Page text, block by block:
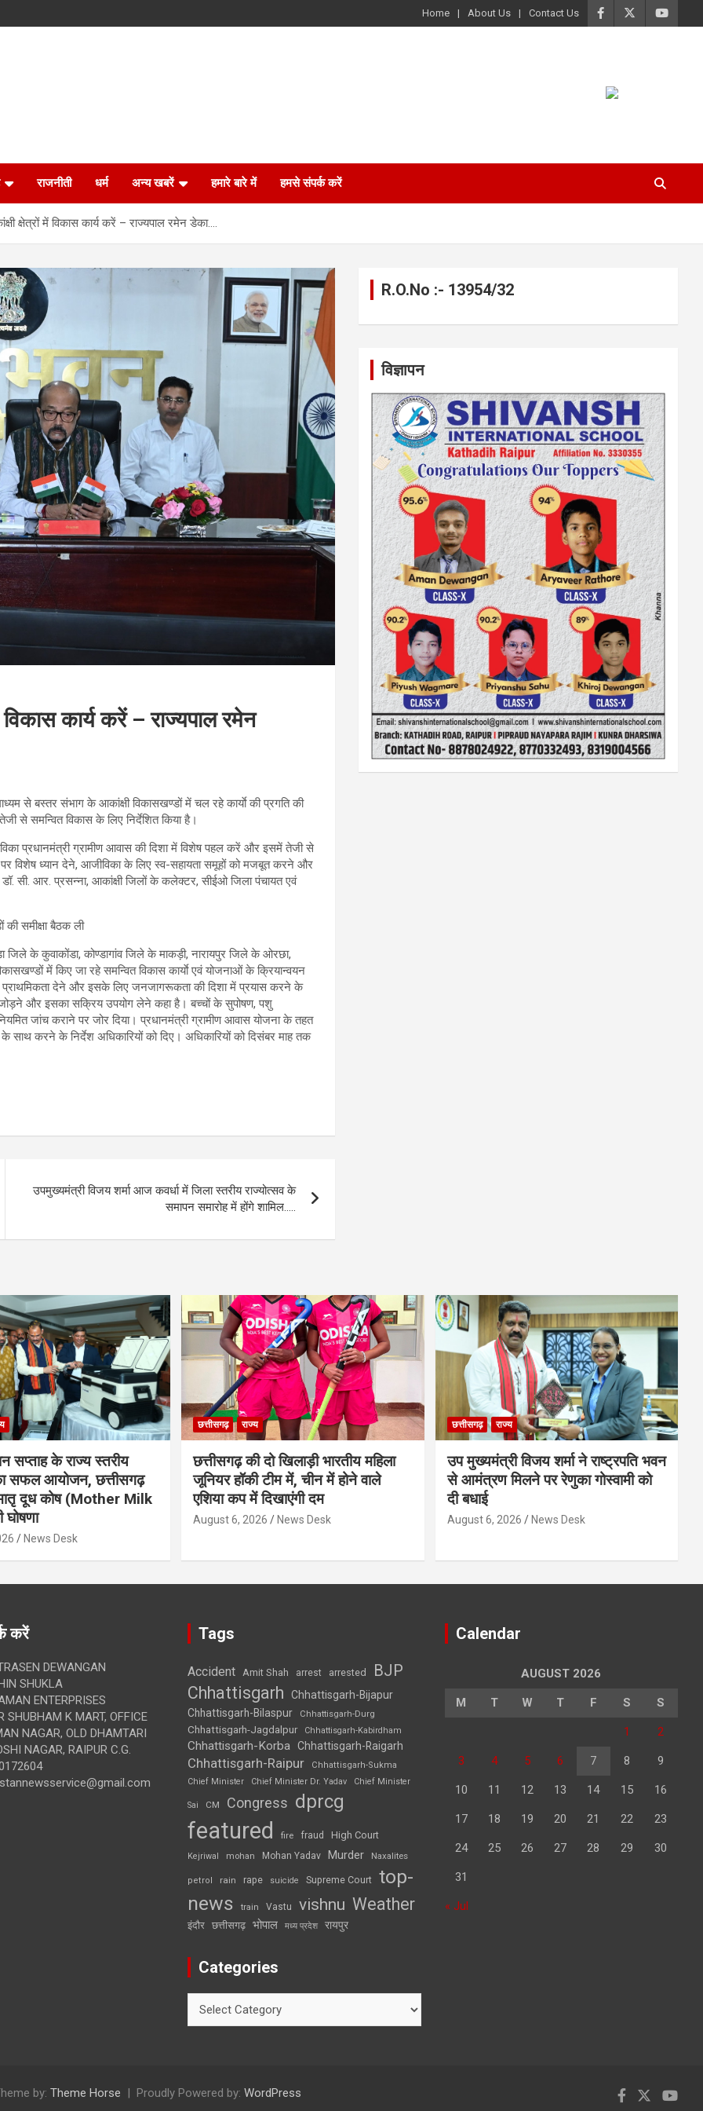
Home About Us Contact Us
राजनीती धर्म अन्य खबरें हमारे बारे में हमसे संपर्क करें
क्षेत्रों में विकास कार्य करें – राज्यपाल रमेन डेका….
कार्य करें – राज्यपाल रमेन
से बस्तर संभाग के आकांक्षी विकासखण्डों में चल रहे कार्याे की प्रगति की
से समन्वित विकास के लिए निर्देशित किया है।
प्रधानमंत्री ग्रामीण आवास की दिशा में विशेष पहल करें और इसमें तेजी से
विशेष ध्यान देने, आजीविका के लिए स्व-सहायता समूहों को मजबूत करने और
सी. आर. प्रसन्ना, आकांक्षी जिलों के कलेक्टर, सीईओ जिला पंचायत एवं
के कुवाकोंडा, कोण्डागांव जिले के माकड़ी, नारायपुर जिले के ओरछा,
में किए जा रहे समन्वित विकास कार्याे एवं योजनाओं के क्रियान्वयन
प्राथमिकता देने और इसके लिए जनजागरूकता की दिशा में प्रयास करने के
और इसका सक्रिय उपयोग लेने कहा है। बच्चों के सुपोषण, पशु
जांच कराने पर जोर दिया। प्रधानमंत्री ग्रामीण आवास योजना के तहत
साथ करने के निर्देश अधिकारियों को दिए। अधिकारियों को दिसंबर माह तक
उपमुख्यमंत्री विजय शर्मा आज कवर्धा में जिला स्तरीय राज्योत्सव के
समापन समारोह में होंगे शामिल…..
R.O.No :- 13954/32
विज्ञापन
सप्ताह के राज्य स्तरीय
सफल आयोजन, छत्तीसगढ़
दूध कोष (Mother Milk
News Desk
छत्तीसगढ़ राज्य
छत्तीसगढ़ की दो खिलाड़ी भारतीय महिला
जूनियर हॉकी टीम में, चीन में होने वाले
एशिया कप में दिखाएंगी दम
August 6, 2026 News Desk
छत्तीसगढ़ राज्य
उप मुख्यमंत्री विजय शर्मा ने राष्ट्रपति भवन
से आमंत्रण मिलने पर रेणुका गोस्वामी को
दी बधाई
August 6, 2026 News Desk
करें
DEWANGAN
SHUKLA
ENTERPRISES
SHUBHAM K MART, OFFICE
NAGAR, OLD DHAMTARI
NAGAR, RAIPUR C.G.
Tags
Accident Amit Shah arrest arrested BJP
Chhattisgarh
Chhattisgarh-Bijapur
Chhattisgarh-Bilaspur
Chhattisgarh-Durg
Chhattisgarh-Jagdalpur Chhattisgarh-Kabirdham
Chhattisgarh-Korba Chhattisgarh-Raigarh
Chhattisgarh-Raipur
Chhattisgarh-Sukma
Chief Minister
Chief Minister Dr. Yadav Chief Minister
Sai CM Congress dprcg
featured fire fraud High Court
Kejriwal mohan Mohan Yadav Murder Naxalites
petrol rain rape suicide Supreme Court top-
news
train Vastu vishnu Weather
इंदौर छत्तीसगढ़ भोपाल मध्य प्रदेश रायपुर
Categories
Calendar
AUGUST 2026
M T W T F S S
1 2
3 4 5 6 7 8 9
10 11 12 13 14 15 16
17 18 19 20 21 22 23
24 25 26 27 28 29 30
31
« Jul
by: Theme Horse Proudly Powered by: WordPress